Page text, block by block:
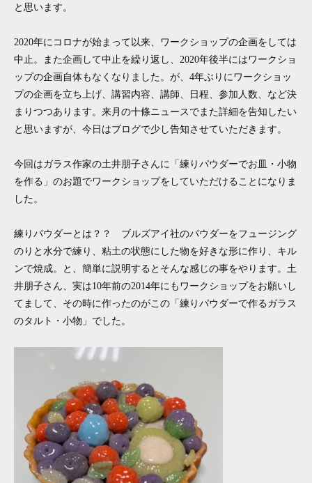
と思います。
2020年にコロナが始まって以来、ワークショップの企画をしては
中止。また企画して中止を繰り返し、2020年後半にはワークショ
ップの企画自体もなくなりました。が、4年ぶりにワークショッ
プの企画を立ち上げ、講習内容、講師、日程、参加人数、など決
まりつつあります。来月の十條ニュースでまた詳細を告知したい
と思いますが、今日はブログで少し告知させていただきます。
今回はガラス作家の土井朋子さんに「練りパウダーでお皿・小物
を作る」のお題でワークショップをしていただけることになりま
した。
練りパウダーとは？？ ブルズアイ社のパウダーをフュージング
のりと水分で練り、粘土の状態にした物を好きな形に作り、キル
ンで焼成。と、簡単に説明するとそんな感じの事をやります。土
井朋子さん、実は10年前の2014年にもワークショップをお願いし
てまして、その時に作ったのがこの「練りパウダーで作るガラス
のタルト・小物」でした。